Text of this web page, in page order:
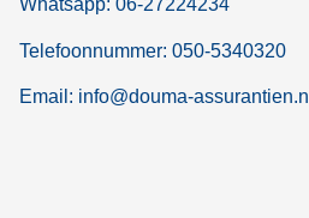
Whatsapp: 06-27224234
Telefoonnummer: 050-5340320
Email: info@douma-assurantien.nl